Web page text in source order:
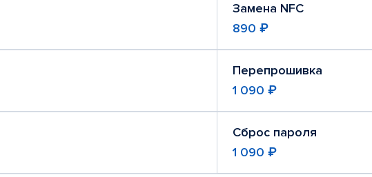
Замена NFC
890 ₽
Перепрошивка
1 090 ₽
Сброс пароля
1 090 ₽